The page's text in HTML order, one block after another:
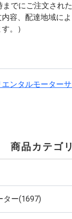
までにご注文され
内容、配達地域に
。）
エンタルモーターサ
商品カテゴリ
ター(1697)